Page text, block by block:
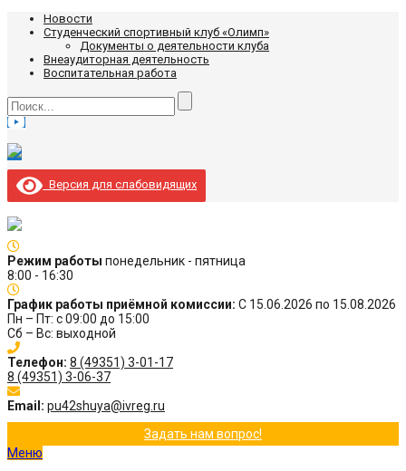
Новости
Студенческий спортивный клуб «Олимп»
Документы о деятельности клуба
Внеаудиторная деятельность
Воспитательная работа
Версия для слабовидящих
Режим работы понедельник - пятница
8:00 - 16:30
График работы приёмной комиссии: С 15.06.2026 по 15.08.2026
Пн – Пт: с 09:00 до 15:00
Сб – Вс: выходной
Телефон: 8 (49351) 3-01-17
8 (49351) 3-06-37
Email: pu42shuya@ivreg.ru
Задать нам вопрос!
Меню